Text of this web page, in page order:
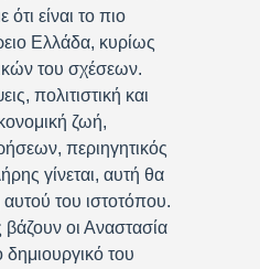
είναι το πιο
Ελλάδα, κυρίως
του σχέσεων.
πολιτιστική και
ζωή,
περιηγητικός
γίνεται, αυτή θα
αυτού του ιστοτόπου.
οι Αναστασία
του